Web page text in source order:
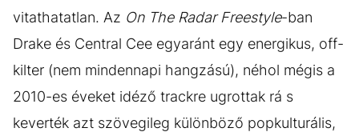
vitathatatlan. Az On The Radar Freestyle-ban
Drake és Central Cee egyaránt egy energikus, off-
kilter (nem mindennapi hangzású), néhol mégis a
2010-es éveket idéző trackre ugrottak rá s
keverték azt szövegileg különböző popkulturális,